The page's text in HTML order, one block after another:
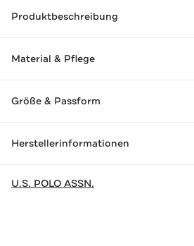
Produktbeschreibung
Material & Pflege
Größe & Passform
Herstellerinformationen
U.S. POLO ASSN.